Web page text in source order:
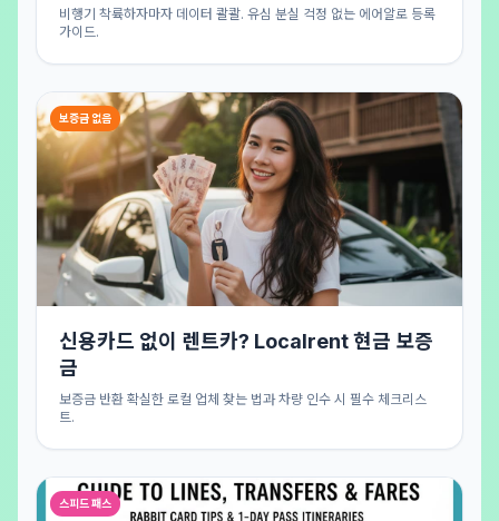
비행기 착륙하자마자 데이터 콸콸. 유심 분실 걱정 없는 에어알로 등록
가이드.
보증금 없음
신용카드 없이 렌트카? Localrent 현금 보증
금
보증금 반환 확실한 로컬 업체 찾는 법과 차량 인수 시 필수 체크리스
트.
스피드 패스